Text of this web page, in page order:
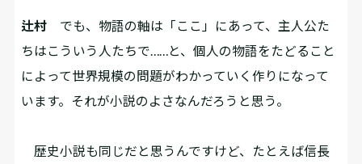
辻村 でも、物語の軸は「ここ」にあって、主人公た
ちはこういう人たちで……と、個人の物語をたどること
によって世界規模の問題がわかっていく作りになって
います。それが小説のよさなんだろうと思う。
歴史小説も同じだと思うんですけど、たとえば信長